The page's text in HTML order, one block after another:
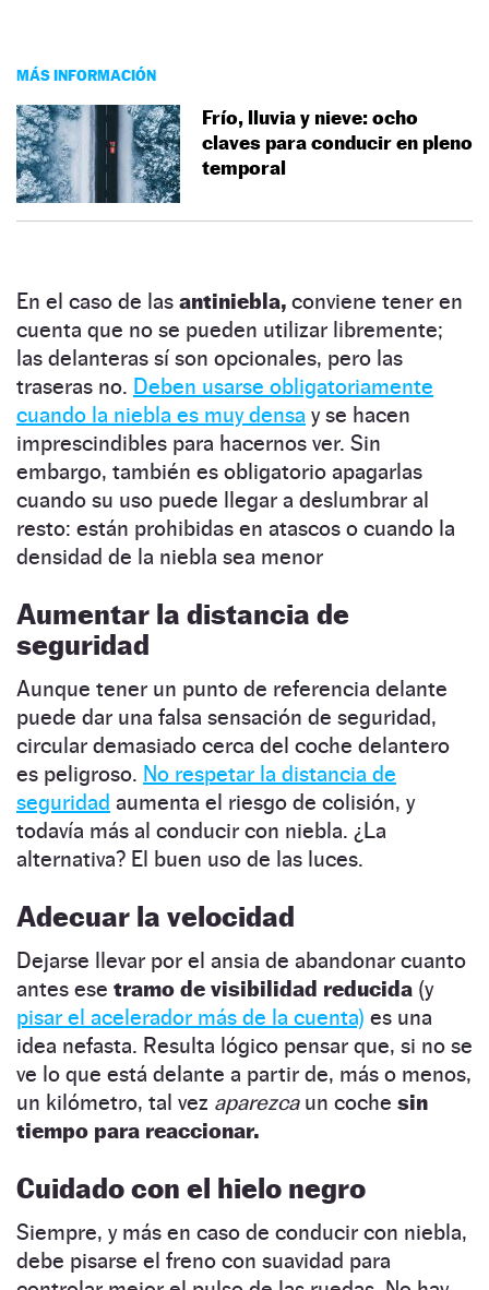
MÁS INFORMACIÓN
Frío, lluvia y nieve: ocho
claves para conducir en pleno
temporal
En el caso de las antiniebla, conviene tener en
cuenta que no se pueden utilizar libremente;
las delanteras sí son opcionales, pero las
traseras no. Deben usarse obligatoriamente
cuando la niebla es muy densa y se hacen
imprescindibles para hacernos ver. Sin
embargo, también es obligatorio apagarlas
cuando su uso puede llegar a deslumbrar al
resto: están prohibidas en atascos o cuando la
densidad de la niebla sea menor
Aumentar la distancia de
seguridad
Aunque tener un punto de referencia delante
puede dar una falsa sensación de seguridad,
circular demasiado cerca del coche delantero
es peligroso. No respetar la distancia de
seguridad aumenta el riesgo de colisión, y
todavía más al conducir con niebla. ¿La
alternativa? El buen uso de las luces.
Adecuar la velocidad
Dejarse llevar por el ansia de abandonar cuanto
antes ese tramo de visibilidad reducida (y
pisar el acelerador más de la cuenta) es una
idea nefasta. Resulta lógico pensar que, si no se
ve lo que está delante a partir de, más o menos,
un kilómetro, tal vez aparezcaun coche sin
tiempo para reaccionar.
Cuidado con el hielo negro
Siempre, y más en caso de conducir con niebla,
debe pisarse el freno con suavidad para